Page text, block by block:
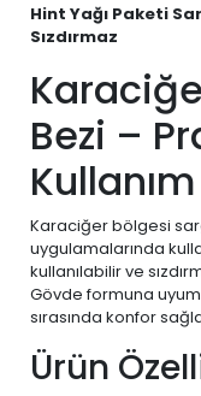
Hint Yağı Paketi
Sızdırmaz
Bezi –
Kullanım
Karaciğer bölgesi
uygulamalarında
kullanılabilir ve
Gövde formuna
sırasında konfor
Ürün